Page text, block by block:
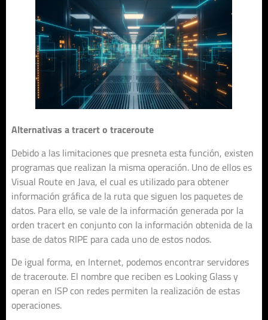
Alternativas a tracert o traceroute
Debido a las limitaciones que presneta esta función, existen
programas que realizan la misma operación. Uno de ellos es
Visual Route en Java, el cual es utilizado para obtener
información gráfica de la ruta que siguen los paquetes de
datos. Para ello, se vale de la información generada por la
orden tracert en conjunto con la información obtenida de la
base de datos RIPE para cada uno de estos nodos.
De igual forma, en Internet, podemos encontrar servidores
de traceroute. El nombre que reciben es Looking Glass y
operan en ISP con redes permiten la realización de estas
operaciones.